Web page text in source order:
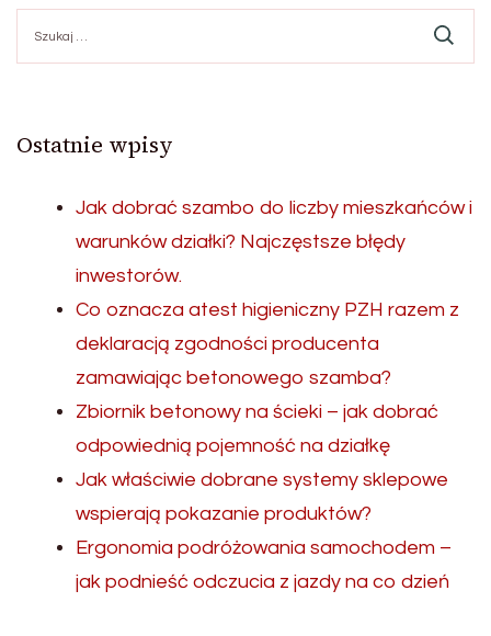
Ostatnie wpisy
Jak dobrać szambo do liczby mieszkańców i
warunków działki? Najczęstsze błędy
inwestorów.
Co oznacza atest higieniczny PZH razem z
deklaracją zgodności producenta
zamawiając betonowego szamba?
Zbiornik betonowy na ścieki – jak dobrać
odpowiednią pojemność na działkę
Jak właściwie dobrane systemy sklepowe
wspierają pokazanie produktów?
Ergonomia podróżowania samochodem –
jak podnieść odczucia z jazdy na co dzień